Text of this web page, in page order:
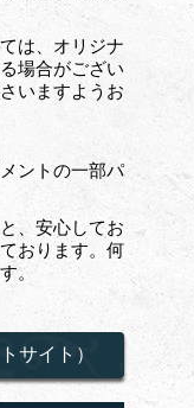
は、オリジナ
場合がござい
いますようお
ントの一部パ
、安心してお
おります。何
。
サイト）